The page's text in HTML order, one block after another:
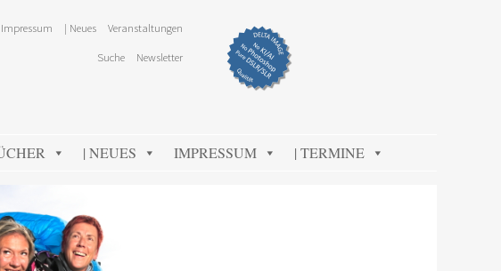
Impressum | Neues Veranstaltungen
Suche Newsletter
| NEUES IMPRESSUM | TERMINE